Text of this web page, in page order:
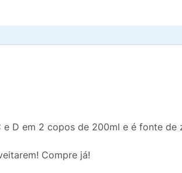
e D em 2 copos de 200ml e é fonte de
Compre já!